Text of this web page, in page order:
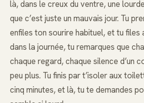
là, dans le creux du ventre, une
que c’est juste un mauvais jour. Tu
enfiles ton sourire habituel, et tu files
dans la journée, tu remarques que
chaque regard, chaque silence d’un
peu plus. Tu finis par t’isoler aux
cinq minutes, et là, tu te demandes